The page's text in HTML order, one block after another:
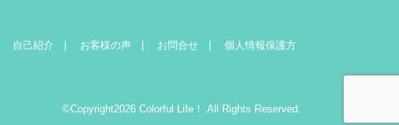
自己紹介 お客様の声 お問合せ
個人情報保護方
©Copyright2026 Colorful Life！ .All Rights Reserved.